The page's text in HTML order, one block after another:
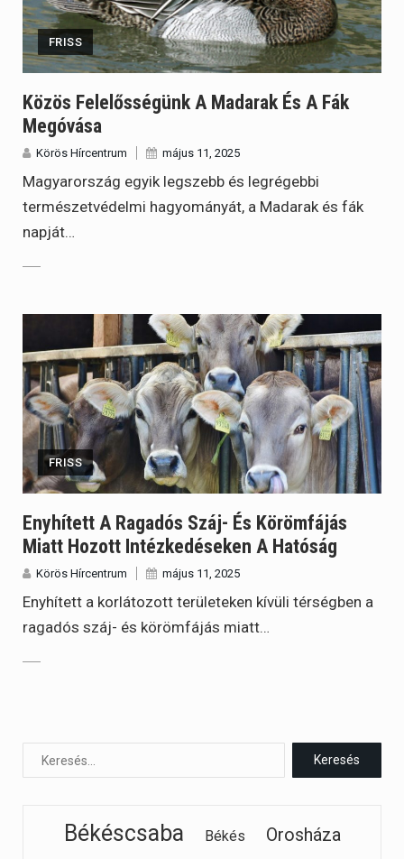
FRISS
Közös Felelősségünk A Madarak És A Fák
Megóvása
Körös Hírcentrum május 11, 2025
Magyarország egyik legszebb és legrégebbi
természetvédelmi hagyományát, a Madarak és fák
napját…
FRISS
Enyhített A Ragadós Száj- És Körömfájás
Miatt Hozott Intézkedéseken A Hatóság
Körös Hírcentrum május 11, 2025
Enyhített a korlátozott területeken kívüli térségben a
ragadós száj- és körömfájás miatt…
Békéscsaba Békés
Orosháza